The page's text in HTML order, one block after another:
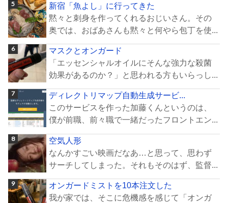
新宿「魚よし」に行ってきた
黙々と刺身を作ってくれるおじいさん。その
奥では、おばあさんも黙々と何やら包丁を使...
マスクとオンガード
「エッセンシャルオイルにそんな強力な殺菌
効果があるのか？」と思われる方もいらっし...
ディレクトリマップ自動生成サービ...
このサービスを作った加藤くんというのは、
僕が前職、前々職で一緒だったフロントエン...
空気人形
なんかすごい映画だなあ…と思って、思わず
サーチしてしまった。それもそのはず、監督...
オンガードミストを10本注文した
我が家では、そこに危機感を感じて「オンガ